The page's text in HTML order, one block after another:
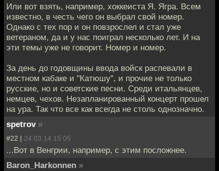
Или вот взять, например, хоккеиста Я. Ягра. Всем
известно, в честь чего он выбрал свой номер.
Однако с тех пор и он повзрослел и стал уже
ветераном, да и у нас поиграл несколько лет. И на
эти темы уже не говорит. Номер и номер.
За день до годовщины ввода войск распевали в
местном кабаке и "Катюшу", и прочие не только
русские, но и советские песни. Среди итальянцев,
немцев, чехов. Незапланированный концерт прошел
на ура. Так что все как всегда не столь однозначно.
spetrov »
#22 | 24.03.14 15:05
...Вот в Венгрии, например, с этим посложнее.
Baron_Harkonnen »